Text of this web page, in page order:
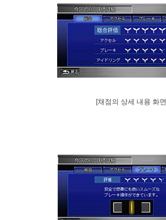
[채점의 상세 내용 화면